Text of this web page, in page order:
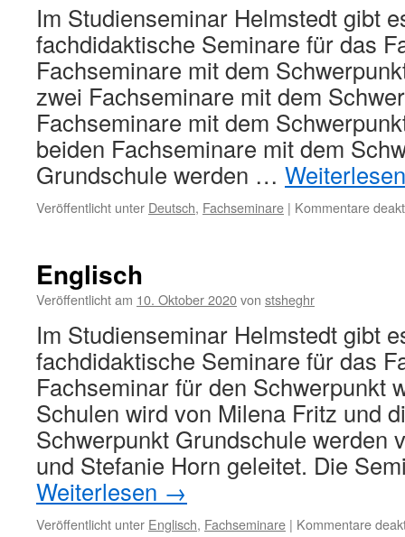
Im Studienseminar Helmstedt gibt
fachdidaktische Seminare für das
Fachseminare mit dem
zwei Fachseminare mit dem
Fachseminare mit dem
beiden Fachseminare mit dem
Grundschule werden …
Veröffentlicht unter Deutsch, Fachseminare | Kommentare
Englisch
Veröffentlicht am 10. Oktober 2020von stsheghr
Im Studienseminar Helmstedt gibt
fachdidaktische Seminare für das
Fachseminar für den Schwerpunkt
Schulen wird von Milena Fritz und
Schwerpunkt Grundschule werden
und Stefanie Horn geleitet. Die
Weiterlesen →
Veröffentlicht unter Englisch, Fachseminare | Kommentare